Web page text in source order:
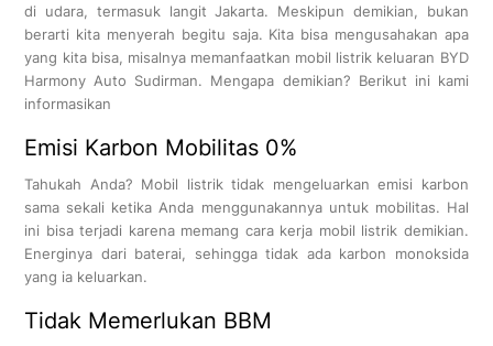
di udara, termasuk langit Jakarta. Meskipun demikian, bukan
berarti kita menyerah begitu saja. Kita bisa mengusahakan apa
yang kita bisa, misalnya memanfaatkan mobil listrik keluaran BYD
Harmony Auto Sudirman. Mengapa demikian? Berikut ini kami
informasikan
Emisi Karbon Mobilitas 0%
Tahukah Anda? Mobil listrik tidak mengeluarkan emisi karbon
sama sekali ketika Anda menggunakannya untuk mobilitas. Hal
ini bisa terjadi karena memang cara kerja mobil listrik demikian.
Energinya dari baterai, sehingga tidak ada karbon monoksida
yang ia keluarkan.
Tidak Memerlukan BBM